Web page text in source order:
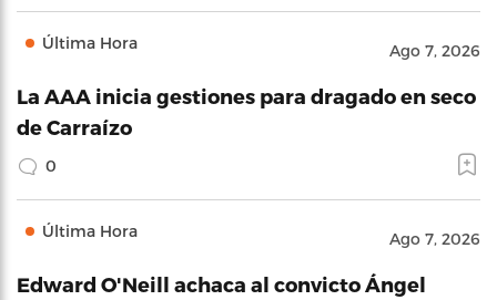
Última Hora Ago 7, 2026
La AAA inicia gestiones para dragado en seco
de Carraízo
0
Última Hora Ago 7, 2026
Edward O'Neill achaca al convicto Ángel